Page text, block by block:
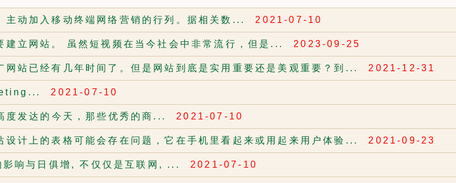
主动加入移动终端网络营销的行列。据相关数... 2021-07-10
建立网站。 虽然短视频在当今社会中非常流行，但是... 2023-09-25
网站已经有几年时间了。但是网站到底是实用重要还是美观重要？到... 2021-12-31
2021-07-10
度发达的今天，那些优秀的商... 2021-07-10
设计上的表格可能会存在问题，它在手机里看起来或用起来用户体验... 2021-09-23
影响与日俱增, 不仅仅是互联网, ... 2021-07-10